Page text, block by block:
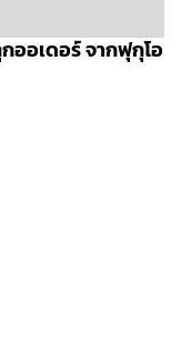
ออเดอร์ จากฟุกุโอ